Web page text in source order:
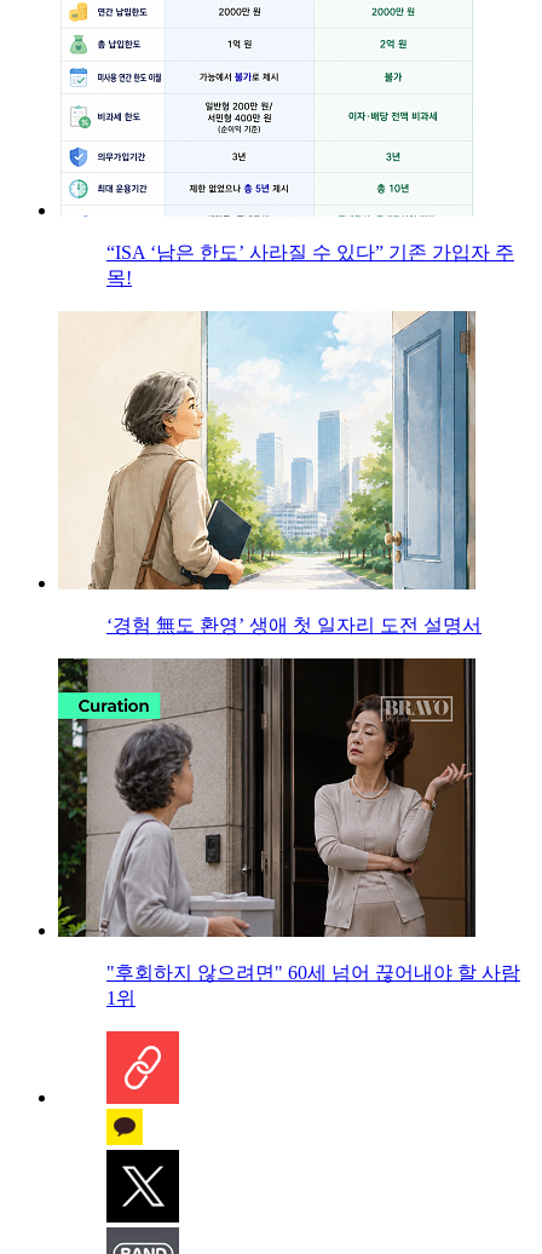
“ISA ‘남은 한도’ 사라질 수 있다” 기존 가입자 주
목!
‘경험 無도 환영’ 생애 첫 일자리 도전 설명서
"후회하지 않으려면" 60세 넘어 끊어내야 할 사람
1위